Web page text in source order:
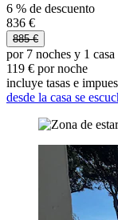
6 % de descuento
836 €
885 €
por 7 noches y 1 casa
119 € por noche
incluye tasas e
desde la casa se